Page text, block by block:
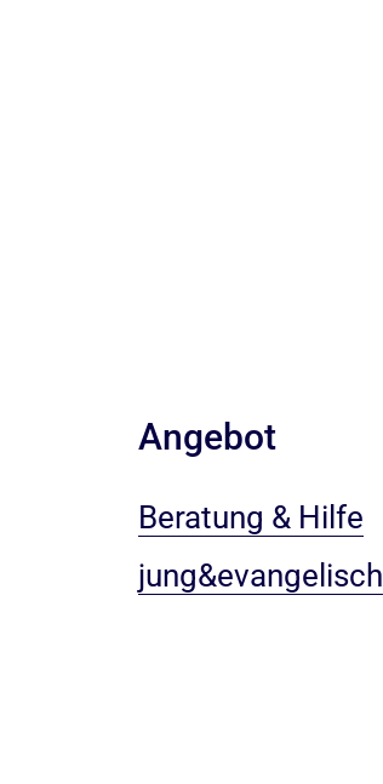
Angebot
Beratung & Hilfe
jung&evangelisch